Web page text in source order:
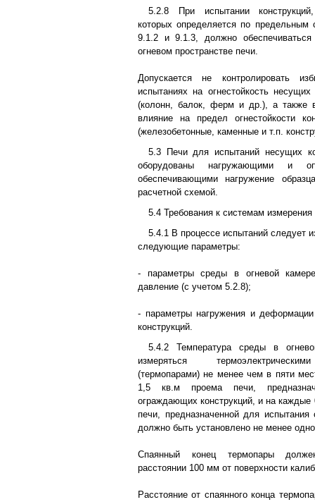
5.2.8 При испытании
которых определяется по предельным
9.1.2 и 9.1.3, должно
огневом пространстве печи.
Допускается не контролировать
испытаниях на огнестойкость
(колонн, балок, ферм и др.), а также
влияние на предел огнестойкости
(железобетонные, каменные и т.п.
5.3 Печи для испытаний несущих
оборудованы нагружающими и
обеспечивающими нагружение
расчетной схемой.
5.4 Требования к системам измерения
5.4.1 В процессе испытаний следует
следующие параметры:
- параметры среды в огневой
давление (с учетом 5.2.8);
- параметры нагружения и
конструкций.
5.4.2 Температура среды в
измеряться
(термопарами) не менее чем в пяти
1,5 кв.м проема печи,
ограждающих конструкций, и на
печи, предназначенной для испытания
должно быть установлено не менее
Спаянный конец термопары
расстоянии 100 мм от поверхности
Расстояние от спаянного конца